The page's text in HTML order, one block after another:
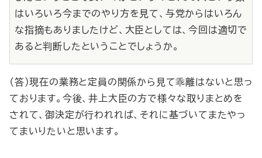
はいろいろ今までのやり方を見て、与党からはいろん
な指摘もありましたけど、大臣としては、今回は適切で
あると判断したということでしょうか。
（答）現在の業務と定員の関係から見て乖離はないと思っ
ております。今後、井上大臣の方で様々な取りまとめを
されて、御決定が行われれば、それに基づいてまたやっ
てまいりたいと思います。